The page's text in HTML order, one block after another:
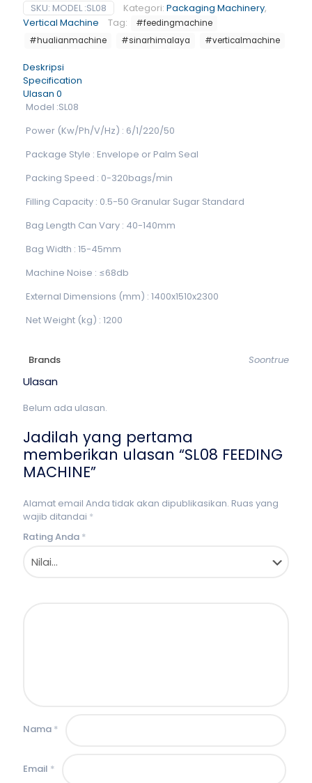
SKU: MODEL :SL08 Kategori: Packaging Machinery,
Vertical Machine
Tag:
#feedingmachine
#hualianmachine
#sinarhimalaya #verticalmachine
Deskripsi
Specification
Ulasan 0
Model :SL08
Power (Kw/Ph/V/Hz) : 6/1/220/50
Package Style : Envelope or Palm Seal
Packing Speed : 0-320bags/min
Filling Capacity : 0.5-50 Granular Sugar Standard
Bag Length Can Vary : 40-140mm
Bag Width : 15-45mm
Machine Noise : ≤68db
External Dimensions (mm) : 1400x1510x2300
Net Weight (kg) : 1200
Brands Soontrue
Ulasan
Belum ada ulasan.
Jadilah yang pertama
memberikan ulasan “SL08 FEEDING
MACHINE”
Alamat email Anda tidak akan dipublikasikan. Ruas yang
wajib ditandai *
Rating Anda *
Nama *
Email *